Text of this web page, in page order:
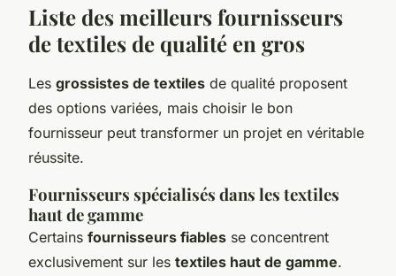
Liste des meilleurs fournisseurs
de textiles de qualité en gros
Les grossistes de textiles de qualité proposent
des options variées, mais choisir le bon
fournisseur peut transformer un projet en véritable
réussite.
Fournisseurs spécialisés dans les textiles
haut de gamme
Certains fournisseurs fiables se concentrent
exclusivement sur les textiles haut de gamme.